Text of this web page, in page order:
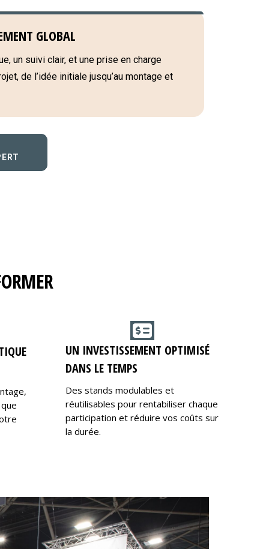
GLOBAL
un suivi clair, et une prise en charge
de l’idée initiale jusqu’au montage et
UN INVESTISSEMENT OPTIMISÉ
DANS LE TEMPS
Des stands modulables et
réutilisables pour rentabiliser chaque
participation et réduire vos coûts sur
la durée.